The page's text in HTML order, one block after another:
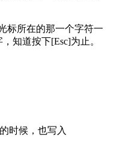
标所在的那一个字符一
知道按下[Esc]为止。
时候，也写入